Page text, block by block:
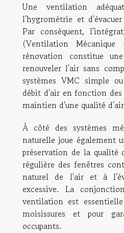
Une ventilation
l'hygrométrie et
Par conséquent,
(Ventilation
rénovation constitue
renouveler l'air sans
systèmes VMC simple
débit d'air en fonction
maintien d'une qualité
À côté des systèmes
naturelle joue également
préservation de la qualité
régulière des fenêtres
naturel de l'air et à
excessive. La
ventilation est
moisissures et pour
occupants.